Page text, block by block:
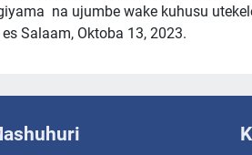
na ujumbe wake kuhusu
Salaam, Oktoba 13, 2023.